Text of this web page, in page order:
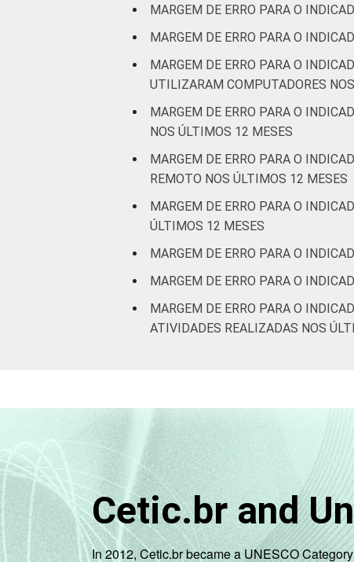
Atividades
imobiliárias;
profissionais,
científicas e
técnicas; Atividades
administrativas e
complentares
Informação e
Artes, cultura,
esporte e
2.0 (C, F, G, H, I, J, L, M, N, R e S).
Fonte: NIC.br - set 2014 / mar 2015
MARGEM DE ERRO PARA O
MARGEM DE ERRO PARA O
MARGEM DE ERRO PARA O
UTILIZARAM COMPUTADORES
MARGEM DE ERRO PARA O INDICADOR: A4A -
NOS ÚLTIMOS 12 MESES
MARGEM DE ERRO PARA O
REMOTO NOS ÚLTIMOS 12 MESES
MARGEM DE ERRO PARA O
ÚLTIMOS 12 MESES
MARGEM DE ERRO PARA O
MARGEM DE ERRO PARA O
MARGEM DE ERRO PARA O
ATIVIDADES REALIZADAS NOS
Cetic.br and
In 2012, Cetic.br became a UNESCO